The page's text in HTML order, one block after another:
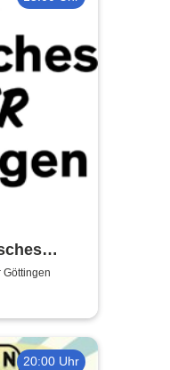
Göttingen
20:00 Uhr